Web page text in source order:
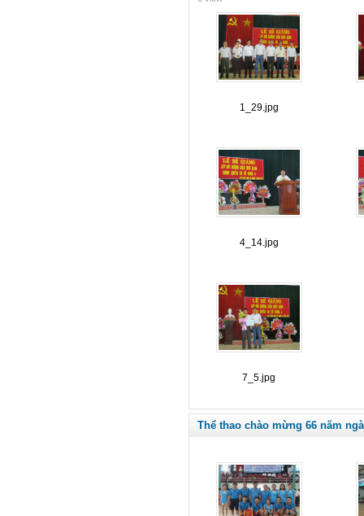
1_29.jpg
4_14.jpg
7_5.jpg
Thể thao chào mừng 66 năm